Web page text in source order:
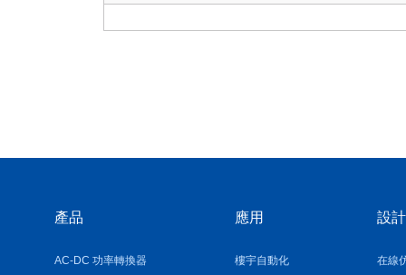
產品
AC-DC 功率轉換器
應用
樓宇自動化
設
在線